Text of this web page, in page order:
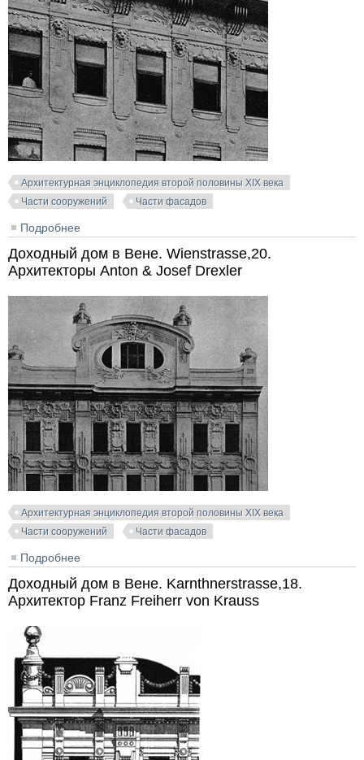
Архитектурная энциклопедия второй половины XIX века
Части сооружений
Части фасадов
Подробнее
Доходный дом в Вене. Wienstrasse,20.
Архитекторы Anton & Josef Drexler
Архитектурная энциклопедия второй половины XIX века
Части сооружений
Части фасадов
Подробнее
Доходный дом в Вене. Karnthnerstrasse,18.
Архитектор Franz Freiherr von Krauss